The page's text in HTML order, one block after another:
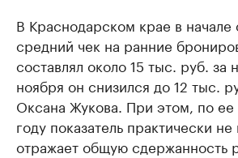
В Краснодарском крае в начале
средний чек на ранние
составлял около 15 тыс. руб. за
ноября он снизился до 12 тыс.
Оксана Жукова. При этом, по ее
году показатель практически
отражает общую сдержанность